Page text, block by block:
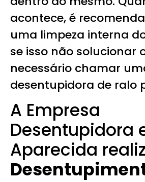
acontece, é
uma limpeza interna
se isso não solucionar
necessário chamar
desentupidora de ralo
A Empresa
Desentupidora
Aparecida